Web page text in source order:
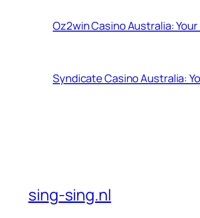
Oz2win Casino Australia:
Syndicate Casino Australia:
sing-sing.nl